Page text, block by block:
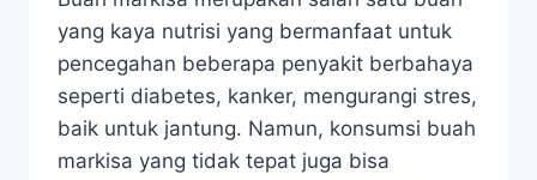
yang kaya nutrisi yang bermanfaat untuk
pencegahan beberapa penyakit berbahaya
seperti diabetes, kanker, mengurangi stres,
baik untuk jantung. Namun, konsumsi buah
markisa yang tidak tepat juga bisa